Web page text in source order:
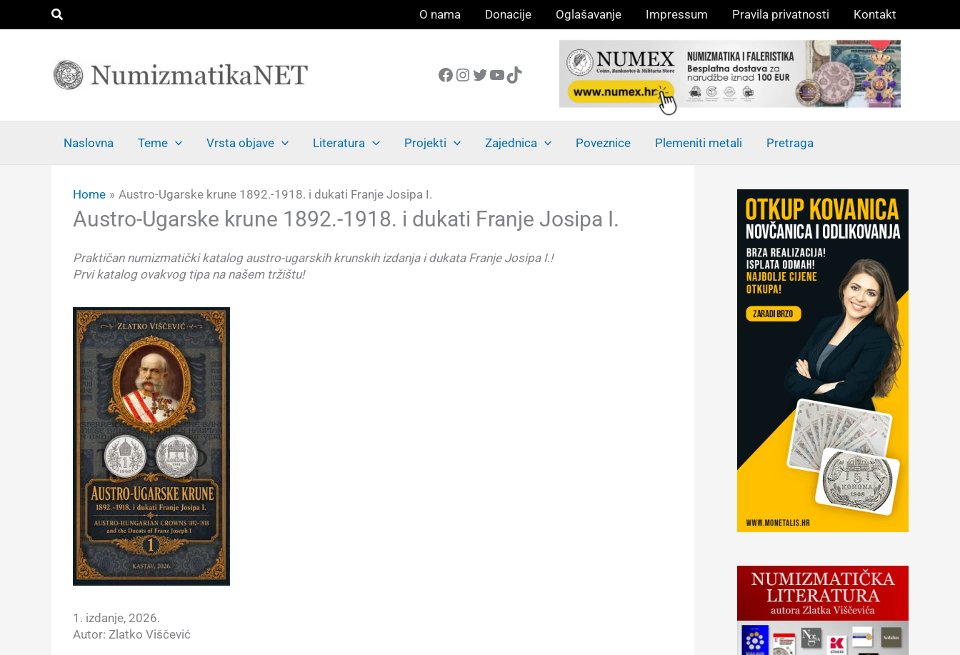
Search O nama Donacije Oglašavanje Impressum Pravila privatnosti Kontakt
Facebook
Instagram
Twitter
YouTube
TikTok
Naslovna Teme Vrsta objave Literatura Projekti Zajednica Poveznice Plemeniti metali Pretraga
Home Austro-Ugarske krune 1892.-1918. i dukati Franje Josipa I.
Austro-Ugarske krune 1892.-1918. i dukati Franje Josipa I.
Praktičan numizmatički katalog austro-ugarskih krunskih izdanja i dukata Franje Josipa I.!
Prvi katalog ovakvog tipa na našem tržištu!
1. izdanje, 2026.
Autor: Zlatko Viščević